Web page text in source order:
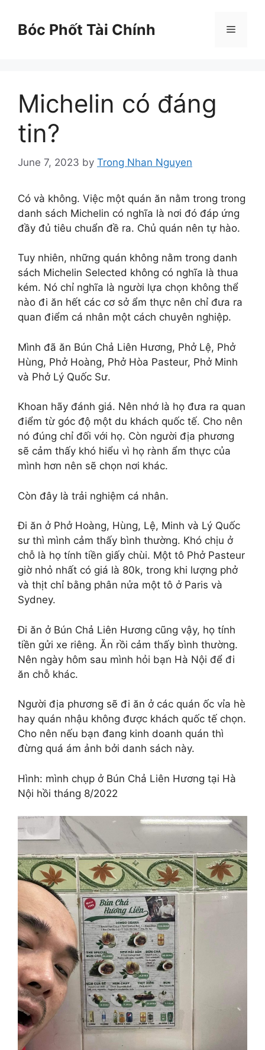
contentBóc Phốt Tài Chính Menu
Michelin có đáng
tin?
June 7, 2023 by Trong Nhan Nguyen
Có và không. Việc một quán ăn nằm trong trong
danh sách Michelin có nghĩa là nơi đó đáp ứng
đầy đủ tiêu chuẩn đề ra. Chủ quán nên tự hào.
Tuy nhiên, những quán không nằm trong danh
sách Michelin Selected không có nghĩa là thua
kém. Nó chỉ nghĩa là người lựa chọn không thể
nào đi ăn hết các cơ sở ẩm thực nên chỉ đưa ra
quan điểm cá nhân một cách chuyên nghiệp.
Mình đã ăn Bún Chả Liên Hương, Phở Lệ, Phở
Hùng, Phở Hoàng, Phở Hòa Pasteur, Phở Minh
và Phở Lý Quốc Sư.
Khoan hãy đánh giá. Nên nhớ là họ đưa ra quan
điểm từ góc độ một du khách quốc tế. Cho nên
nó đúng chỉ đối với họ. Còn người địa phương
sẽ cảm thấy khó hiểu vì họ rành ẩm thực của
mình hơn nên sẽ chọn nơi khác.
Còn đây là trải nghiệm cá nhân.
Đi ăn ở Phở Hoàng, Hùng, Lệ, Minh và Lý Quốc
sư thì mình cảm thấy bình thường. Khó chịu ở
chỗ là họ tính tiền giấy chùi. Một tô Phở Pasteur
giờ nhỏ nhất có giá là 80k, trong khi lượng phở
và thịt chỉ bằng phân nửa một tô ở Paris và
Sydney.
Đi ăn ở Bún Chả Liên Hương cũng vậy, họ tính
tiền gửi xe riêng. Ăn rồi cảm thấy bình thường.
Nên ngày hôm sau mình hỏi bạn Hà Nội để đi
ăn chỗ khác.
Người địa phương sẽ đi ăn ở các quán ốc vỉa hè
hay quán nhậu không được khách quốc tế chọn.
Cho nên nếu bạn đang kinh doanh quán thì
đừng quá ám ảnh bởi danh sách này.
Hình: mình chụp ở Bún Chả Liên Hương tại Hà
Nội hồi tháng 8/2022